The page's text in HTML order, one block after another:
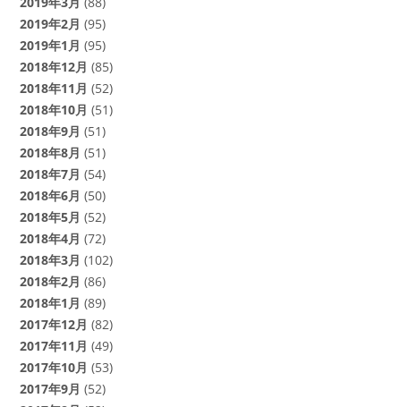
2019年2月 (95)
2019年1月 (95)
2018年12月 (85)
2018年11月 (52)
2018年10月 (51)
2018年9月 (51)
2018年8月 (51)
2018年7月 (54)
2018年6月 (50)
2018年5月 (52)
2018年4月 (72)
2018年3月 (102)
2018年2月 (86)
2018年1月 (89)
2017年12月 (82)
2017年11月 (49)
2017年10月 (53)
2017年9月 (52)